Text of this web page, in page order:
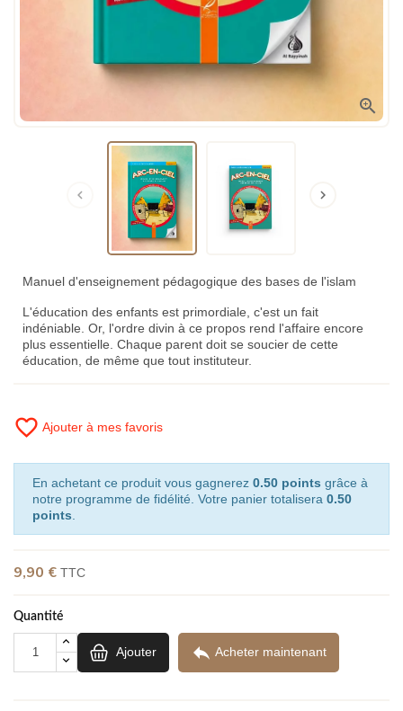

 
Manuel d'enseignement pédagogique des bases de l'islam
L'éducation des enfants est primordiale, c'est un fait
indéniable. Or, l'ordre divin à ce propos rend l'affaire encore
plus essentielle. Chaque parent doit se soucier de cette
éducation, de même que tout instituteur.
favorite_border Ajouter à mes favoris
En achetant ce produit vous gagnerez 0.50 points grâce à
notre programme de fidélité. Votre panier totalisera 0.50
points
9,90 € TTC
Quantité
Ajouter  Acheter maintenant